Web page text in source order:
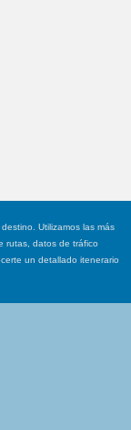
Utilizamos las más
rutas, datos de tráfico
un detallado itenerario